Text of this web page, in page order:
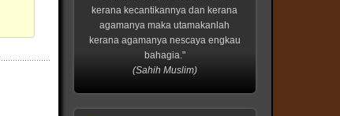
kerana kecantikannya dan kerana
agamanya maka utamakanlah
kerana agamanya nescaya engkau
bahagia."
(Sahih Muslim)